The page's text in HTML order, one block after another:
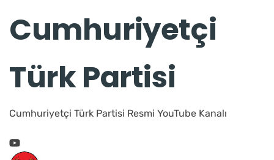
Cumhuriyetçi
Türk Partisi
Cumhuriyetçi Türk Partisi Resmi YouTube Kanalı